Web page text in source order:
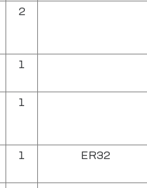
2
1
1
1 ER32